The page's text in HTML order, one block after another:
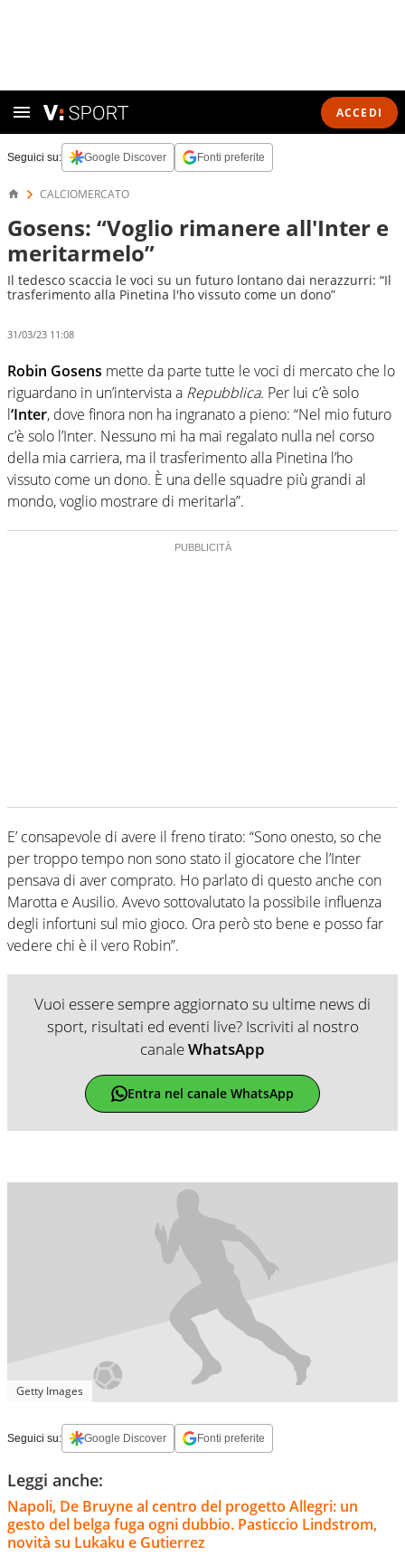
ACCEDI
Seguici su: Google Discover Fonti preferite
CALCIOMERCATO
Gosens: “Voglio rimanere all'Inter e
meritarmelo”
Il tedesco scaccia le voci su un futuro lontano dai nerazzurri: “Il
trasferimento alla Pinetina l'ho vissuto come un dono”
31/03/23 11:08
Robin Gosens mette da parte tutte le voci di mercato che lo
riguardano in un’intervista a Repubblica. Per lui c’è solo
l‘Inter, dove finora non ha ingranato a pieno: “Nel mio futuro
c’è solo l’Inter. Nessuno mi ha mai regalato nulla nel corso
della mia carriera, ma il trasferimento alla Pinetina l’ho
vissuto come un dono. È una delle squadre più grandi al
mondo, voglio mostrare di meritarla”.
E’ consapevole di avere il freno tirato: “Sono onesto, so che
per troppo tempo non sono stato il giocatore che l’Inter
pensava di aver comprato. Ho parlato di questo anche con
Marotta e Ausilio. Avevo sottovalutato la possibile influenza
degli infortuni sul mio gioco. Ora però sto bene e posso far
vedere chi è il vero Robin”.
Vuoi essere sempre aggiornato su ultime news di
sport, risultati ed eventi live? Iscriviti al nostro
canaleWhatsApp
Entra nel canale WhatsApp
Getty Images
Seguici su: Google Discover Fonti preferite
Leggi anche:
Napoli, De Bruyne al centro del progetto Allegri: un
gesto del belga fuga ogni dubbio. Pasticcio Lindstrom,
novità su Lukaku e Gutierrez